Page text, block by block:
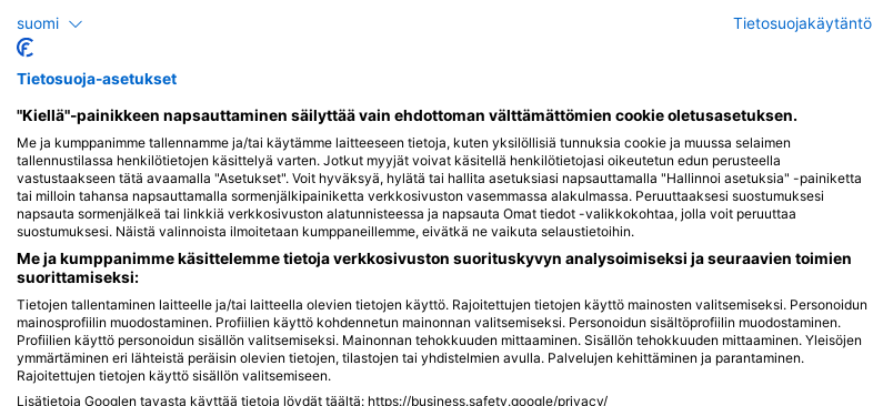
Näytä kartalla
suomi Tietosuojakäytäntö
Tietosuoja-asetukset
"Kiellä"-painikkeen napsauttaminen säilyttää vain ehdottoman välttämättömien cookie oletusasetuksen.
Me ja kumppanimme tallennamme ja/tai käytämme laitteeseen tietoja, kuten yksilöllisiä tunnuksia cookie ja muussa selaimen
tallennustilassa henkilötietojen käsittelyä varten. Jotkut myyjät voivat käsitellä henkilötietojasi oikeutetun edun perusteella
vastustaakseen tätä avaamalla "Asetukset". Voit hyväksyä, hylätä tai hallita asetuksiasi napsauttamalla "Hallinnoi asetuksia" -painiketta
tai milloin tahansa napsauttamalla sormenjälkipainiketta verkkosivuston vasemmassa alakulmassa. Peruuttaaksesi suostumuksesi
napsauta sormenjälkeä tai linkkiä verkkosivuston alatunnisteessa ja napsauta Omat tiedot -valikkokohtaa, jolla voit peruuttaa
suostumuksesi. Näistä valinnoista ilmoitetaan kumppaneillemme, eivätkä ne vaikuta selaustietoihin.
Me ja kumppanimme käsittelemme tietoja verkkosivuston suorituskyvyn analysoimiseksi ja seuraavien toimien
suorittamiseksi:
Tietojen tallentaminen laitteelle ja/tai laitteella olevien tietojen käyttö. Rajoitettujen tietojen käyttö mainosten valitsemiseksi. Personoidun
mainosprofiilin muodostaminen. Profiilien käyttö kohdennetun mainonnan valitsemiseksi. Personoidun sisältöprofiilin muodostaminen.
Profiilien käyttö personoidun sisällön valitsemiseksi. Mainonnan tehokkuuden mittaaminen. Sisällön tehokkuuden mittaaminen. Yleisöjen
ymmärtäminen eri lähteistä peräisin olevien tietojen, tilastojen tai yhdistelmien avulla. Palvelujen kehittäminen ja parantaminen.
Rajoitettujen tietojen käyttö sisällön valitsemiseen.
Lisätietoja Googlen tavasta käyttää tietoja löydät täältä: https://business.safety.google/privacy/